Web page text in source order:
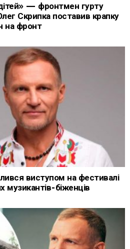
— фронтмен гурту
Скрипка поставив крапку
на фронт
виступом на фестивалі
музикантів-біженців